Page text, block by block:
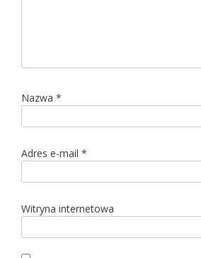
Nazwa *
Adres e-mail *
Witryna internetowa